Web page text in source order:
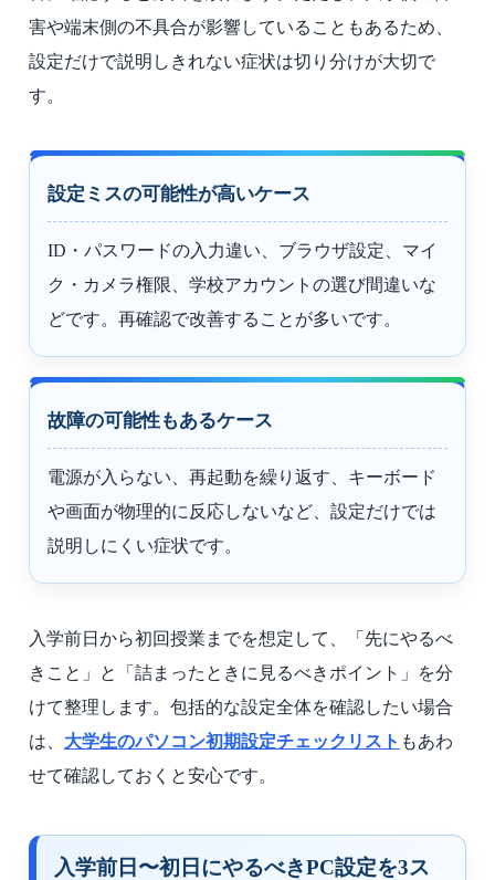
害や端末側の不具合が影響していることもあるため、
設定だけで説明しきれない症状は切り分けが大切で
す。
設定ミスの可能性が高いケース
ID・パスワードの入力違い、ブラウザ設定、マイ
ク・カメラ権限、学校アカウントの選び間違いな
どです。再確認で改善することが多いです。
故障の可能性もあるケース
電源が入らない、再起動を繰り返す、キーボード
や画面が物理的に反応しないなど、設定だけでは
説明しにくい症状です。
入学前日から初回授業までを想定して、「先にやるべ
きこと」と「詰まったときに見るべきポイント」を分
けて整理します。包括的な設定全体を確認したい場合
は、 大学生のパソコン初期設定チェックリスト もあわ
せて確認しておくと安心です。
入学前日〜初日にやるべきPC設定を3ス